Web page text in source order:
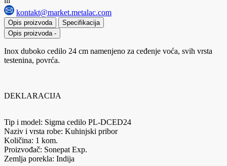
kontakt@market.metalac.com
Opis proizvoda
Specifikacija
Opis proizvoda -
Inox duboko cedilo 24 cm namenjeno za ceđenje voća, svih vrsta
testenina, povrća.
DEKLARACIJA
Tip i model: Sigma cedilo PL-DCED24
Naziv i vrsta robe: Kuhinjski pribor
Količina: 1 kom.
Proizvođač: Sonepat Exp.
Zemlja porekla: Indija